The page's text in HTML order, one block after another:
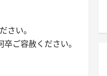
さい。
ご容赦ください。